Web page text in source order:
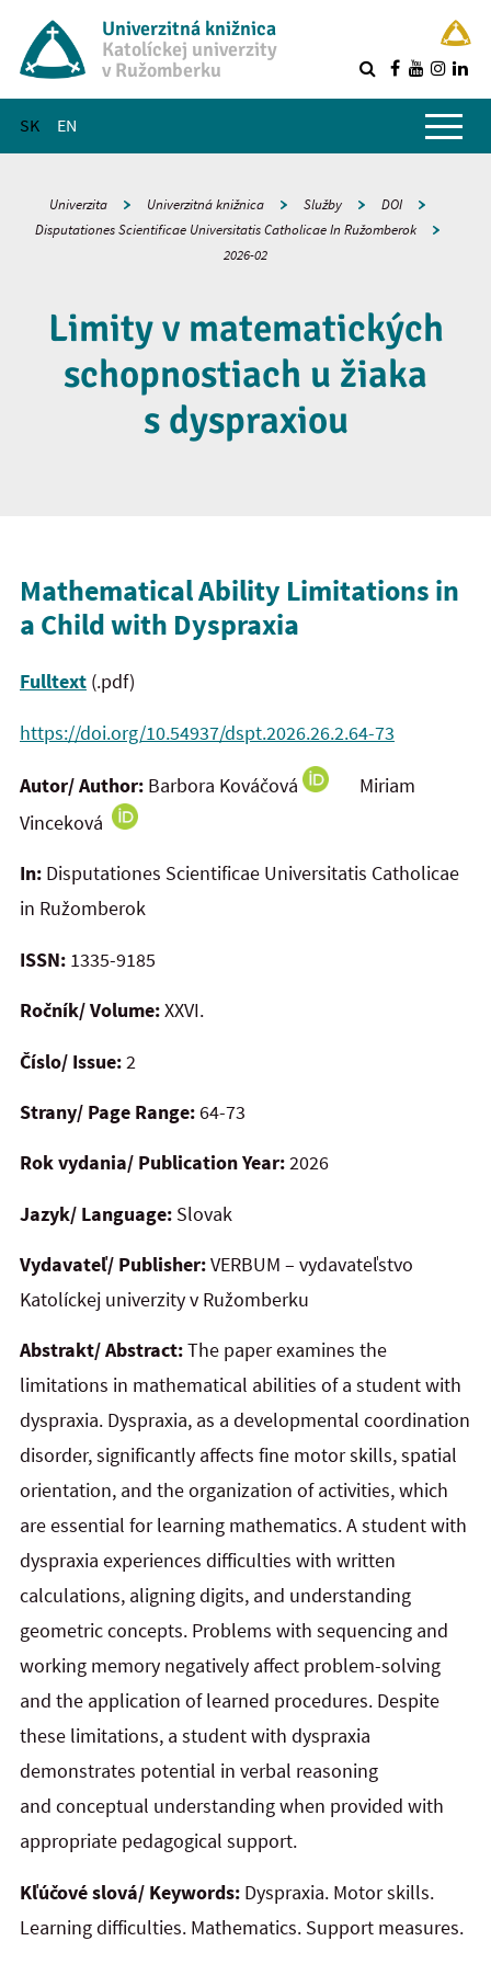
Univerzitná knižnica
Katolíckej univerzity
v Ružomberku
SK EN
Hlavné menu
Univerzita Univerzitná knižnica Služby
DOI
Disputationes Scientificae Universitatis Catholicae In Ružomberok
2026-02
Limity v matematických
schopnostiach u žiaka
s dyspraxiou
Mathematical Ability Limitations in
a Child with Dyspraxia
Fulltext (.pdf)
https://doi.org/10.54937/dspt.2026.26.2.64-73
Autor/ Author: Barbora Kováčová
Miriam
Vinceková
In: Disputationes Scientificae Universitatis Catholicae
in Ružomberok
ISSN: 1335-9185
Ročník/ Volume:XXVI.
Číslo/ Issue:2
Strany/ Page Range:64-73
Rok vydania/ Publication Year:2026
Jazyk/ Language: Slovak
Vydavateľ/ Publisher:VERBUM – vydavateľstvo
Katolíckej univerzity v Ružomberku
Abstrakt/ Abstract:The paper examines the
limitations in mathematical abilities of a student with
dyspraxia. Dyspraxia, as a developmental coordination
disorder, significantly affects fine motor skills, spatial
orientation, and theorganization of activities, which
are essential for learning mathematics. A student with
dyspraxia experiences difficulties with written
calculations, aligning digits, and understanding
geometric concepts. Problems with sequencing and
working memory negatively affect problem-solving
and the application of learned procedures. Despite
these limitations, a student with dyspraxia
demonstrates potential in verbal reasoning
and conceptual understanding when provided with
appropriate pedagogical support.
Kľúčové slová/ Keywords: Dyspraxia. Motor skills.
Learning difficulties. Mathematics. Support measures.